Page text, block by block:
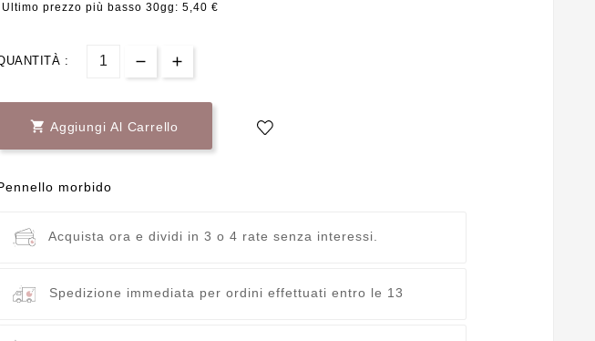
Ultimo prezzo più basso 30gg: 5,40 €
:
 Aggiungi Al Carrello
morbido
Acquista ora e dividi in 3 o 4 rate senza interessi.
Spedizione immediata per ordini effettuati entro le 13